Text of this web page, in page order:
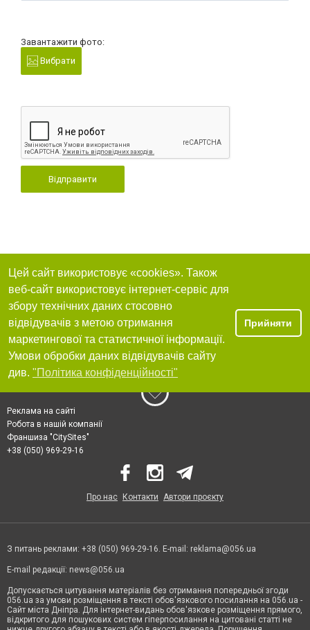
Завантажити фото:
Вибрати
Відправити
Цей сайт використовує «cookies». Також
веб-сайт використовує інтернет-сервіс для
збору технічних даних стосовно
відвідувачів з метою отримання
маркетингової та статистичної інформації.
Умови обробки даних відвідувачів сайту
див. "Політика конфіденційності"
Прийняти
Реклама на сайті
Робота в нашій компанії
Франшиза "CitySites"
+38 (050) 969-29-16
Про нас Контакти Автори проєкту
З питань реклами: +38 (050) 969-29-16. E-mail: reklama@056.ua
E-mail редакції: news@056.ua
Допускається цитування матеріалів без отримання попередньої згоди
056.ua за умови розміщення в тексті обов'язкового посилання на 056.ua -
Сайт міста Дніпра. Для інтернет-видань обов'язкове розміщення прямого,
відкритого для пошукових систем гіперпосилання на цитовані статті не